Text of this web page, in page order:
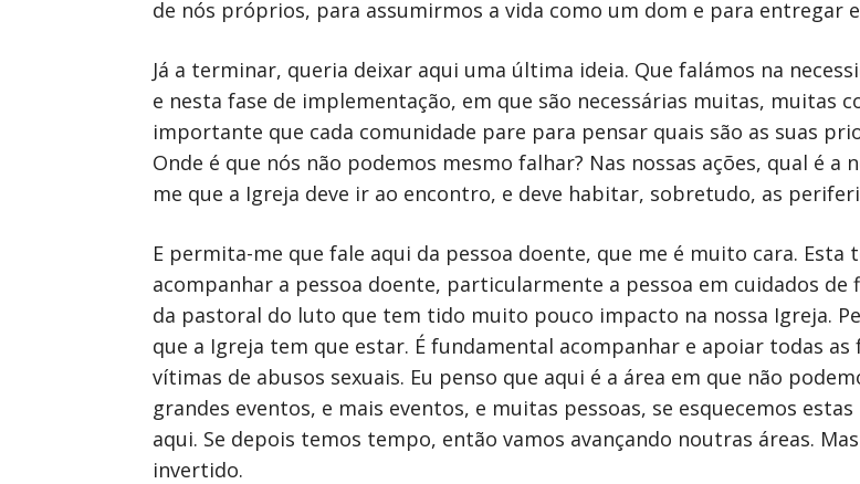
de nós próprios, para assumirmos a vida como um dom e para entregar
Já a terminar, queria deixar aqui uma última ideia. Que falámos na
e nesta fase de implementação, em que são necessárias muitas, muitas
importante que cada comunidade pare para pensar quais são as suas
Onde é que nós não podemos mesmo falhar? Nas nossas ações, qual é
me que a Igreja deve ir ao encontro, e deve habitar, sobretudo, as
E permita-me que fale aqui da pessoa doente, que me é muito cara.
acompanhar a pessoa doente, particularmente a pessoa em cuidados
da pastoral do luto que tem tido muito pouco impacto na nossa Igreja.
que a Igreja tem que estar. É fundamental acompanhar e apoiar todas
vítimas de abusos sexuais. Eu penso que aqui é a área em que não
grandes eventos, e mais eventos, e muitas pessoas, se esquecemos
aqui. Se depois temos tempo, então vamos avançando noutras áreas.
invertido.